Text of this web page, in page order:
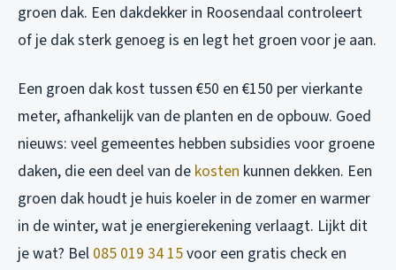
groen dak. Een dakdekker in Roosendaal controleert
of je dak sterk genoeg is en legt het groen voor je aan.
Een groen dak kost tussen €50 en €150 per vierkante
meter, afhankelijk van de planten en de opbouw. Goed
nieuws: veel gemeentes hebben subsidies voor groene
daken, die een deel van de kosten kunnen dekken. Een
groen dak houdt je huis koeler in de zomer en warmer
in de winter, wat je energierekening verlaagt. Lijkt dit
je wat? Bel 085 019 34 15voor een gratis check en